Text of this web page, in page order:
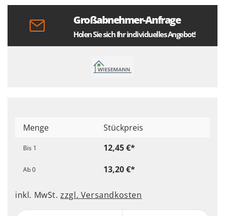
Großabnehmer-Anfrage
Holen Sie sich Ihr individuelles Angebot!
Menge Stückpreis
Bis 1 12,45 €*
Ab0 13,20 €*
inkl. MwSt.zzgl. Versandkosten